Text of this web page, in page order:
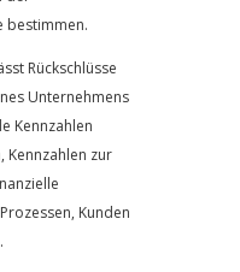
bestimmen.
Rückschlüsse
Unternehmens
Kennzahlen
Kennzahlen zur
Kunden